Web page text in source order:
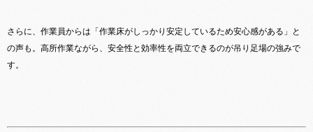
さらに、作業員からは「作業床がしっかり安定しているため安心感がある」と
の声も。高所作業ながら、安全性と効率性を両立できるのが吊り足場の強みで
す。